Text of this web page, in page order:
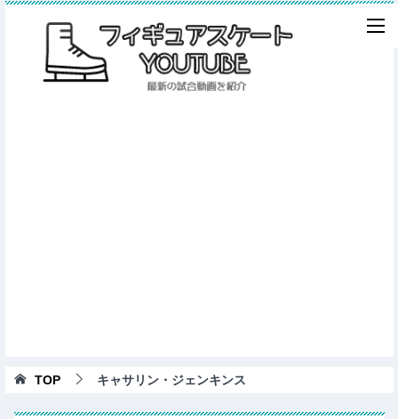
TOP キャサリン・ジェンキンス